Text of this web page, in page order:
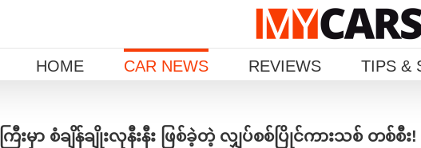
HOME CAR NEWS REVIEWS TIPS &
ြီးမှာ စံချိန်ချိုးလုနီးနီး ဖြစ်ခဲ့တဲ့ လျှပ်စစ်ပြိုင်ကားသစ် တစ်စီး!